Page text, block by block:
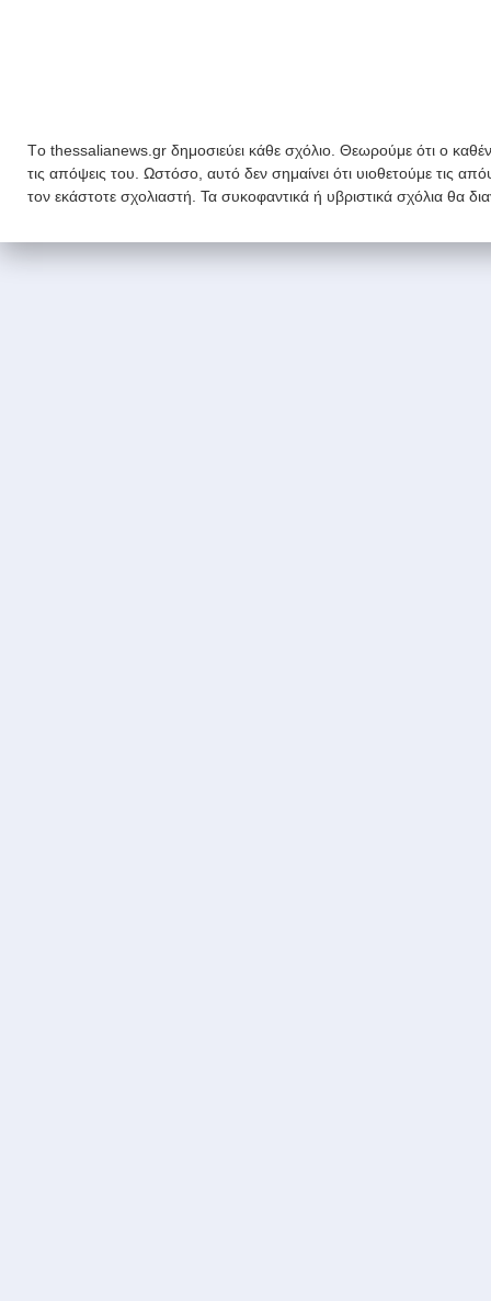
Tο thessalianews.gr δημοσιεύει κάθε σχόλιο. Θεωρούμε ότι ο
τις απόψεις του. Ωστόσο, αυτό δεν σημαίνει ότι υιοθετούμε τις
τον εκάστοτε σχολιαστή. Τα συκοφαντικά ή υβριστικά σχόλια θα